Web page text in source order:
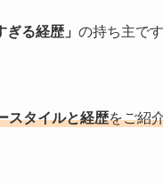
ぎる経歴」 の持ち主です
スタイルと経歴をご紹